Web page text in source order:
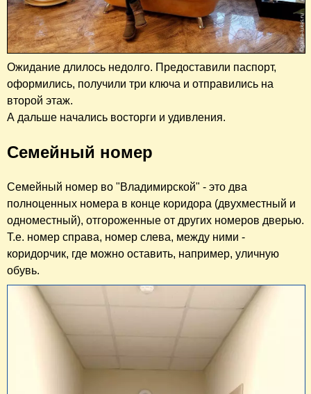
Ожидание длилось недолго. Предоставили паспорт,
оформились, получили три ключа и отправились на
второй этаж.
А дальше начались восторги и удивления.
Семейный номер
Семейный номер во "Владимирской" - это два
полноценных номера в конце коридора (двухместный и
одноместный), отгороженные от других номеров дверью.
Т.е. номер справа, номер слева, между ними -
коридорчик, где можно оставить, например, уличную
обувь.